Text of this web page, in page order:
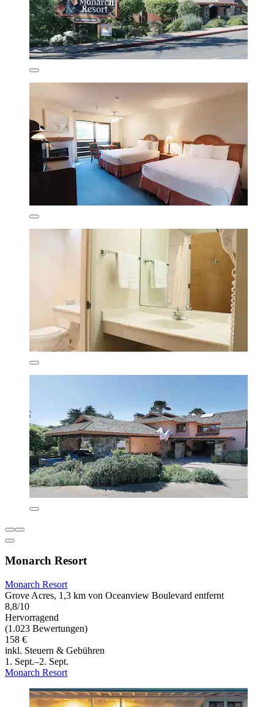
Monarch Resort
Monarch Resort
Grove Acres, 1,3 km von Oceanview Boulevard entfernt
8,8/10
Hervorragend
(1.023 Bewertungen)
158 €
inkl. Steuern & Gebühren
1. Sept.–2. Sept.
Monarch Resort